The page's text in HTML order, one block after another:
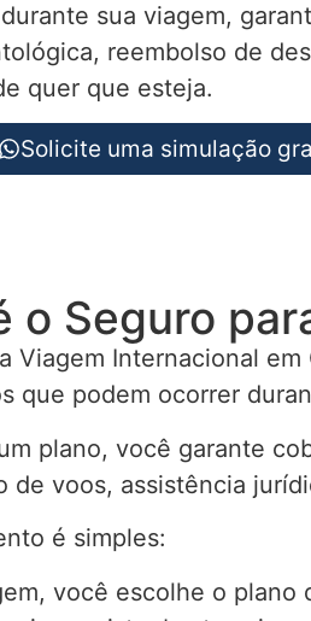
sua viagem,
reembolso de
quer que esteja.
Solicite uma simulação
o Seguro
Viagem Internacional
que podem ocorrer
plano, você garante
de voos, assistência
é simples:
você escolhe o plano